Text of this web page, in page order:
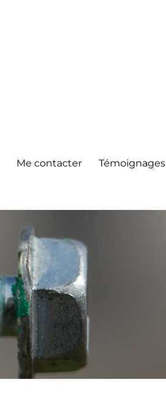
Me contacter Témoignages